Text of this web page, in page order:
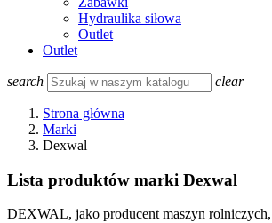
Hydraulika siłowa
Outlet
Outlet
search clear
Strona główna
Marki
Dexwal
Lista produktów marki Dexwal
DEXWAL, jako producent maszyn